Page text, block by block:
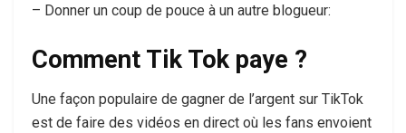
– Donner un coup de pouce à un autre blogueur:
Comment Tik Tok paye ?
Une façon populaire de gagner de l’argent sur TikTok
est de faire des vidéos en direct où les fans envoient